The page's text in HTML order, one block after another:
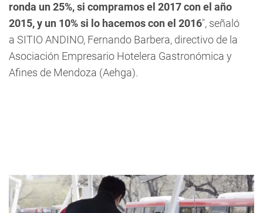
ronda un 25%, si compramos el 2017 con el año
2015, y un 10% si lo hacemos con el 2016", señaló
a SITIO ANDINO, Fernando Barbera, directivo de la
Asociación Empresario Hotelera Gastronómica y
Afines de Mendoza (Aehga).